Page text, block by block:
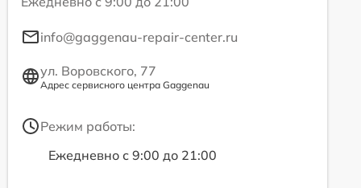
info@gaggenau-repair-center.ru
ул. Воровского, 77
Адрес сервисного центра Gaggenau
Режим работы:
Ежедневно с 9:00 до 21:00